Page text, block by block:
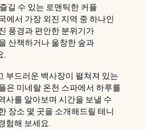
길 수 있는 로맨틱한 커플
에서 가장 외진 지역 중 하나인
풍경과 편안한 분위기가
산책하거나 울창한 숲과
부드러운 백사장이 펼쳐져 있는
은 미네랄 온천 스파에서 하루를
사를 알아보며 시간을 보낼 수
장소 몇 곳을 소개해드릴 테니
험해 보세요.